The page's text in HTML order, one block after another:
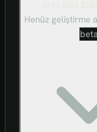
Henüz geliştirme
beta